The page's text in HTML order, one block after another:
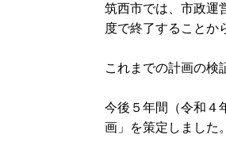
筑西市では、市政運
度で終了することか
これまでの計画の検
今後５年間（令和４
画」を策定しました。